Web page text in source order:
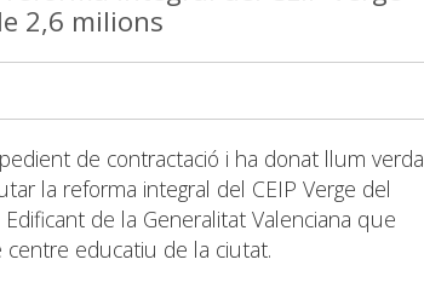
2,6 milions
de contractació i ha donat llum verda
la reforma integral del CEIP Verge del
de la Generalitat Valenciana que
educatiu de la ciutat.